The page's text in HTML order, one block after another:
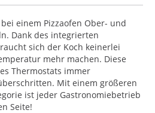
einem Pizzaofen Ober- und
Dank des integrierten
sich der Koch keinerlei
mehr machen. Diese
Thermostats immer
Mit einem größeren
ist jeder Gastronomiebetrieb
Seite!